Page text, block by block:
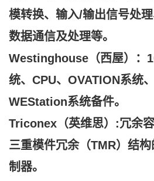
模转换、输入/输出信号处理
数据通信及处理等。
Westinghouse（西屋）：
统、CPU、OVATION系统
WEStation系统备件。
Triconex（英维思）:冗余
三重模件冗余（TMR）结
制器。